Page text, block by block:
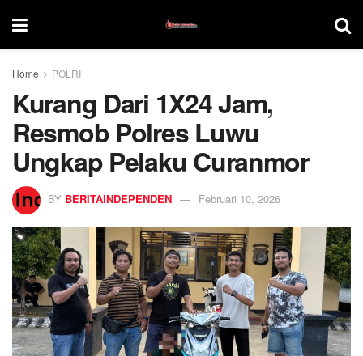
Home POLRI
Kurang Dari 1X24 Jam,
Resmob Polres Luwu
Ungkap Pelaku Curanmor
BY BERITAINDEPENDEN Februari 10, 2026